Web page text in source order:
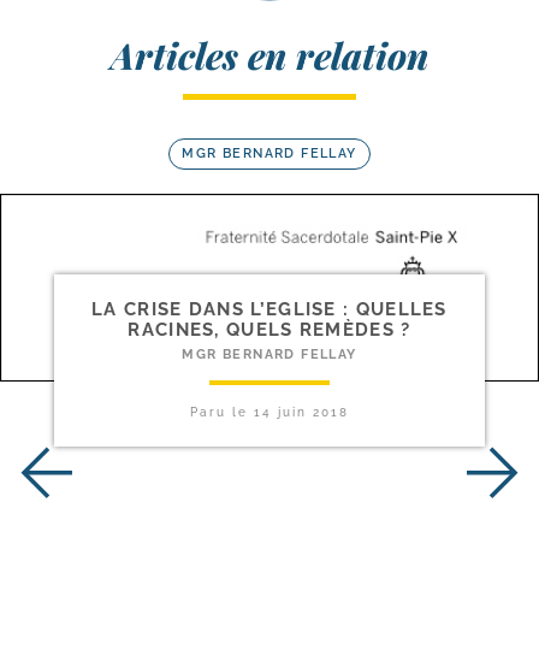
Articles en relation
MGR BERNARD FELLAY
LA CRISE DANS L’EGLISE : QUELLES
RACINES, QUELS REMÈDES ?
MGR BERNARD FELLAY
Paru le 14 juin 2018